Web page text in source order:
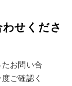
せくださ
お問い合
ご確認く